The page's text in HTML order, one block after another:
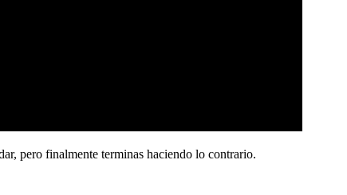
pero finalmente terminas haciendo lo contrario.